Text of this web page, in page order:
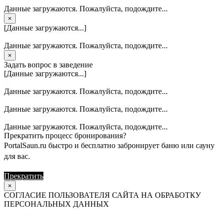
Данные загружаются. Пожалуйста, подождите...
×
[Данные загружаются...]
Данные загружаются. Пожалуйста, подождите...
×
Задать вопрос в заведение
[Данные загружаются...]
Данные загружаются. Пожалуйста, подождите...
Данные загружаются. Пожалуйста, подождите...
Данные загружаются. Пожалуйста, подождите...
Прекратить процесс бронирования?
PortalSaun.ru быстро и бесплатно забронирует баню или сауну
для вас.
Прекратить
×
СОГЛАСИЕ ПОЛЬЗОВАТЕЛЯ САЙТА НА ОБРАБОТКУ
ПЕРСОНАЛЬНЫХ ДАННЫХ